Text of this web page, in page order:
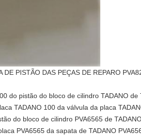
PISTÃO DAS PEÇAS DE REPARO
do pistão do bloco de cilindro TADANO de
TADANO 100 da válvula da placa
do bloco de cilindro PVA6565 de
PVA6565 da sapata de TADANO